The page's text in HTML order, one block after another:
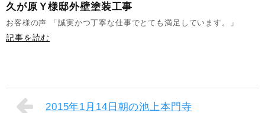
久が原Ｙ様邸外壁塗装工事
お客様の声 「誠実かつ丁寧な仕事でとても満足しています。」
記事を読む
2015年1月14日朝の池上本門寺